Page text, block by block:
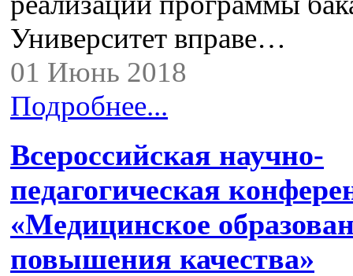
Университет вправе…
01 Июнь 2018
Подробнее...
Всероссийская научно-
педагогическая
«Медицинское
повышения качества»